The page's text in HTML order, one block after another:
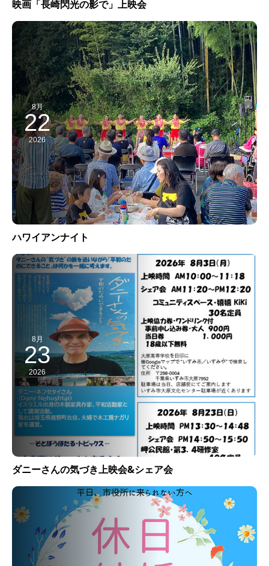
映画「長崎閃光の影で」上映会
8月
22
2026
ハワイアンナイト
8月
23
2026
ダニーさんの気づき上映会&シェア会